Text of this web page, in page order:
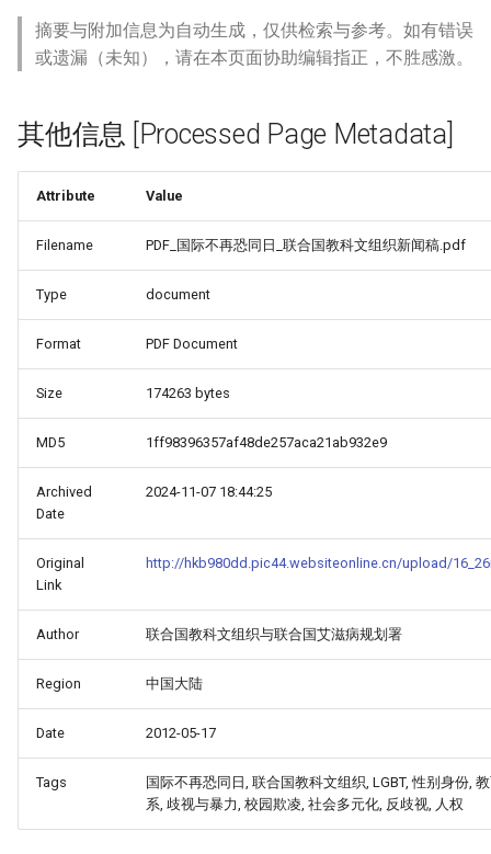
摘要与附加信息为自动生成，仅供检索与参考。如有错误
或遗漏（未知），请在本页面协助编辑指正，不胜感激。
其他信息 [Processed Page Metadata]
Attribute Value
Filename PDF_国际不再恐同日_联合国教科文组织新闻稿.pdf
Type document
Format PDF Document
Size 174263 bytes
MD5 1ff98396357af48de257aca21ab932e9
Archived
Date
2024-11-07 18:44:25
Original
Link
http://hkb980dd.pic44.websiteonline.cn/upload/
Author 联合国教科文组织与联合国艾滋病规划署
Region 中国大陆
Date 2012-05-17
Tags
国际不再恐同日, 联合国教科文组织, LGBT, 性别身份,
系, 歧视与暴力, 校园欺凌, 社会多元化, 反歧视, 人权